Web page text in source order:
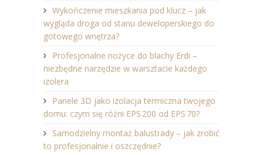
Wykończenie mieszkania pod klucz – jak
wygląda droga od stanu deweloperskiego do
gotowego wnętrza?
Profesjonalne nożyce do blachy Erdi –
niezbędne narzędzie w warsztacie każdego
izolera
Panele 3D jako izolacja termiczna twojego
domu: czym się różni EPS 200 od EPS 70?
Samodzielny montaż balustrady – jak zrobić
to profesjonalnie i oszczędnie?